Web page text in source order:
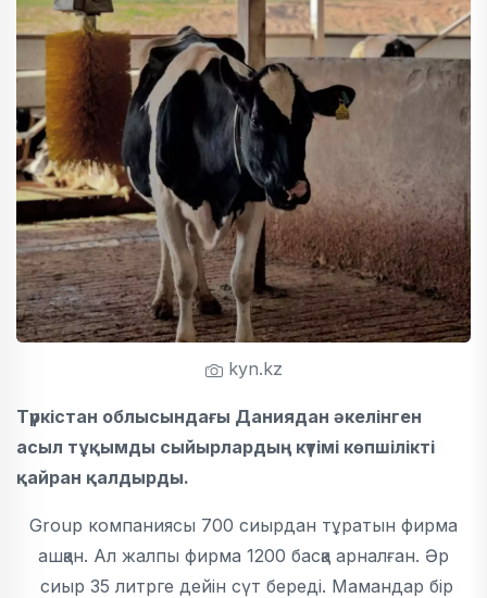
kyn.kz
Түркістан облысындағы Даниядан әкелінген
асыл тұқымды сыйырлардың күтімі көпшілікті
қайран қалдырды.
Group компаниясы 700 сиырдан тұратын фирма
ашқан. Ал жалпы фирма 1200 басқа арналған. Әр
сиыр 35 литрге дейін сүт береді. Мамандар бір